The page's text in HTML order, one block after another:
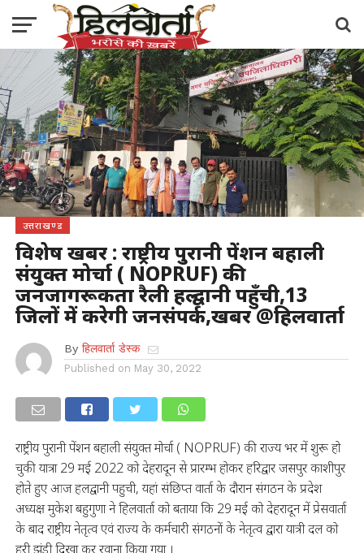
उत्तराखण्ड
विशेष खबर : राष्ट्रीय पुरानी पेंशन बहाली
संयुक्त मोर्चा ( NOPRUF) की
जनजागरूकता रैली हल्द्वानी पहुँची,13
जिलों में करेगी जनसंपर्क,खबर @हिलवार्ता
By हिलवार्ता डेस्क
Published on May 30, 2022
राष्ट्रीय पुरानी पेंशन बहाली संयुक्त मोर्चा ( NOPRUF) की राज्य भर में शुरू हो
चुकी यात्रा 29 मई 2022 को देहरादून से प्रारम्भ होकर हरिद्वार जसपुर काशीपुर
होते हुए आज हलद्वानी पहुची, यहां संछिप्त वार्ता के दौरान संगठन के प्रदेश
अध्यक्ष मुकेश बहुगुणा ने हिलवार्ता को बताया कि 29 मई को देहरादून में प्रेसवार्ता
के बाद राष्ट्रीय नेतृत्व एवं राज्य के कर्मचारी संगठनों के नेतृत्व द्वारा यात्री दल को
हरी झंडी दिखा कर रवाना किया गया ।